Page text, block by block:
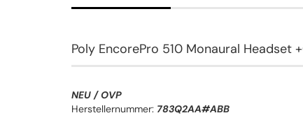
Poly EncorePro 510 Monaural Headset
NEU / OVP
Herstellernummer: 783Q2AA#ABB